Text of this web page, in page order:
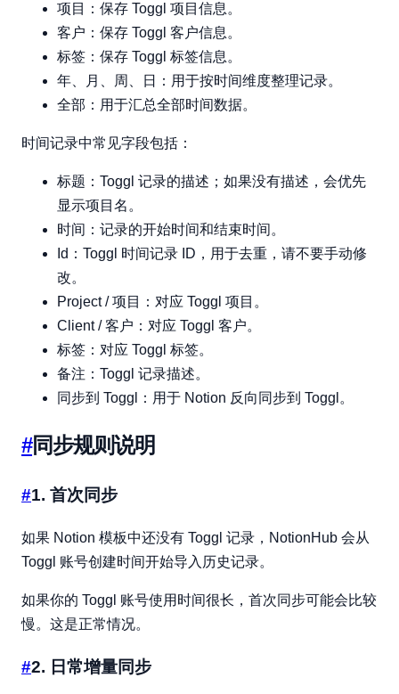
项目：保存 Toggl 项目信息。
客户：保存 Toggl 客户信息。
标签：保存 Toggl 标签信息。
年、月、周、日：用于按时间维度整理记录。
全部：用于汇总全部时间数据。
时间记录中常见字段包括：
标题：Toggl 记录的描述；如果没有描述，会优先
显示项目名。
时间：记录的开始时间和结束时间。
Id：Toggl 时间记录 ID，用于去重，请不要手动修
改。
Project / 项目：对应 Toggl 项目。
Client / 客户：对应 Toggl 客户。
标签：对应 Toggl 标签。
备注：Toggl 记录描述。
同步到 Toggl：用于 Notion 反向同步到 Toggl。
#同步规则说明
#1. 首次同步
如果 Notion 模板中还没有 Toggl 记录，NotionHub 会从
Toggl 账号创建时间开始导入历史记录。
如果你的 Toggl 账号使用时间很长，首次同步可能会比较
慢。这是正常情况。
#2. 日常增量同步